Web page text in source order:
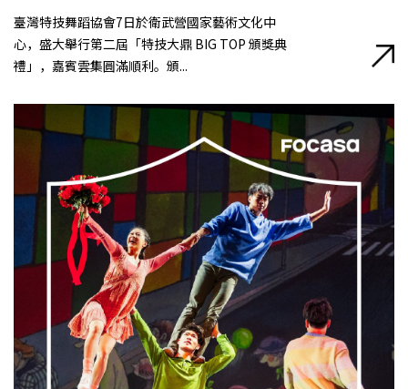
臺灣特技舞蹈協會7日於衛武營國家藝術文化中
心，盛大舉行第二屆「特技大鼎 BIG TOP 頒獎典
禮」，嘉賓雲集圓滿順利。頒...